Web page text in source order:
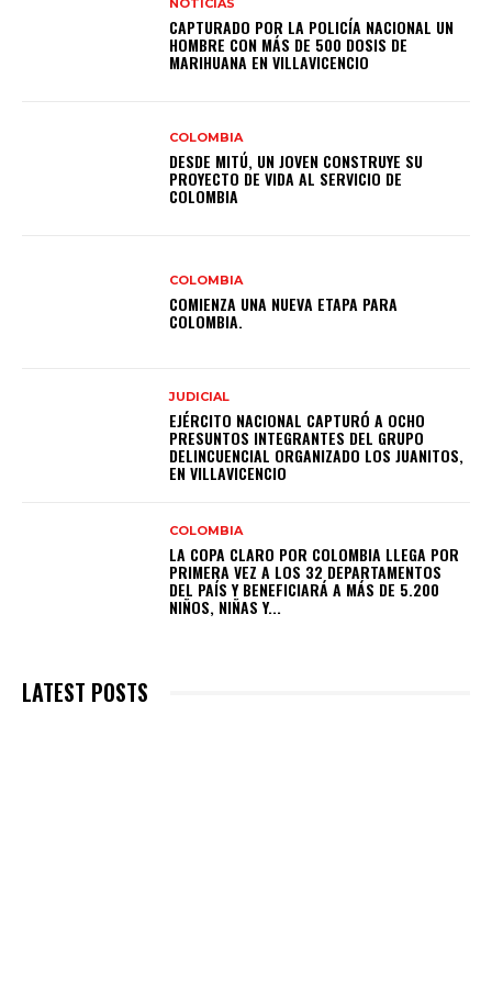
NOTICIAS
CAPTURADO POR LA POLICÍA NACIONAL UN
HOMBRE CON MÁS DE 500 DOSIS DE
MARIHUANA EN VILLAVICENCIO
COLOMBIA
DESDE MITÚ, UN JOVEN CONSTRUYE SU
PROYECTO DE VIDA AL SERVICIO DE
COLOMBIA
COLOMBIA
COMIENZA UNA NUEVA ETAPA PARA
COLOMBIA.
JUDICIAL
EJÉRCITO NACIONAL CAPTURÓ A OCHO
PRESUNTOS INTEGRANTES DEL GRUPO
DELINCUENCIAL ORGANIZADO LOS JUANITOS,
EN VILLAVICENCIO
COLOMBIA
LA COPA CLARO POR COLOMBIA LLEGA POR
PRIMERA VEZ A LOS 32 DEPARTAMENTOS
DEL PAÍS Y BENEFICIARÁ A MÁS DE 5.200
NIÑOS, NIÑAS Y...
LATEST POSTS